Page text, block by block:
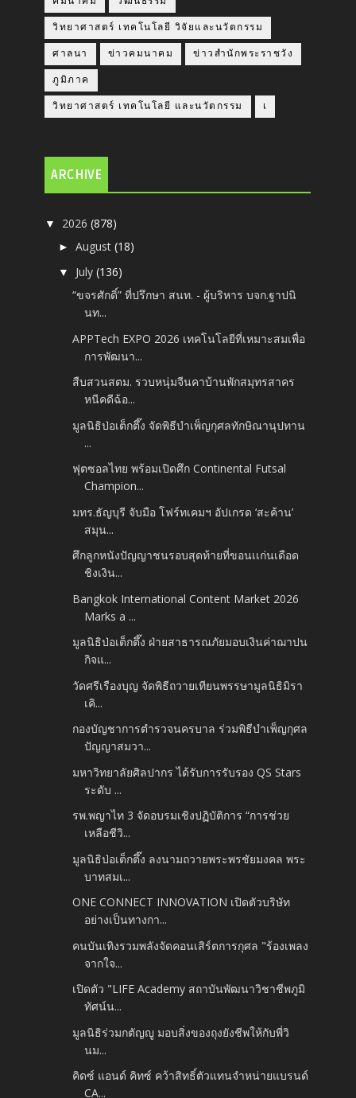
วิทยาศาสตร์ เทคโนโลยี วิจัยและนวัตกรรม
ศาลนา ข่าวคมนาคม ข่าวสำนักพระราชวัง
ภูมิภาค
วิทยาศาสตร์ เทคโนโลยี และนวัตกรรม เ
ARCHIVE
▼ 2026(878)
►August(18)
▼ July(136)
“ขจรศักดิ์” ที่ปรึกษา สนท. - ผู้บริหาร บจก.ฐาปนิ
นท...
APPTech EXPO 2026 เทคโนโลยีที่เหมาะสมเพื่อ
การพัฒนา...
สืบสวนสตม. รวบหนุ่มจีนคาบ้านพักสมุทรสาคร
หนีคดีฉ้อ...
มูลนิธิป่อเต็กตึ๊ง จัดพิธีบำเพ็ญกุศลทักษิณานุปทาน
...
ฟุตซอลไทย พร้อมเปิดศึก Continental Futsal
Champion...
มทร.ธัญบุรี จับมือ โฟร์ทเคมฯ อัปเกรด ‘สะค้าน’
สมุน...
ศึกลูกหนังปัญญาชนรอบสุดท้ายที่ขอนเเก่นเดือด
ชิงเงิน...
Bangkok International Content Market 2026
Marks a ...
มูลนิธิป่อเต็กตึ๊ง ฝ่ายสาธารณภัยมอบเงินค่าฌาปน
กิจแ...
วัดศรีเรืองบุญ จัดพิธีถวายเทียนพรรษามูลนิธิมิรา
เคิ...
กองบัญชาการตำรวจนครบาล ร่วมพิธีบำเพ็ญกุศล
ปัญญาสมวา...
มหาวิทยาลัยศิลปากร ได้รับการรับรอง QS Stars
ระดับ ...
รพ.พญาไท 3 จัดอบรมเชิงปฏิบัติการ “การช่วย
เหลือชีวิ...
มูลนิธิป่อเต็กตึ๊ง ลงนามถวายพระพรชัยมงคล พระ
บาทสมเ...
ONE CONNECT INNOVATION เปิดตัวบริษัท
อย่างเป็นทางกา...
คนบันเทิงรวมพลังจัดคอนเสิร์ตการกุศล "ร้องเพลง
จากใจ...
เปิดตัว "LIFE Academy สถาบันพัฒนาวิชาชีพภูมิ
ทัศน์น...
มูลนิธิร่วมกตัญญู มอบสิ่งของถุงยังชีพให้กับพี่วิ
นม...
คิดซ์ แอนด์ คิทซ์ คว้าสิทธิ์ตัวแทนจำหน่ายแบรนด์
CA...